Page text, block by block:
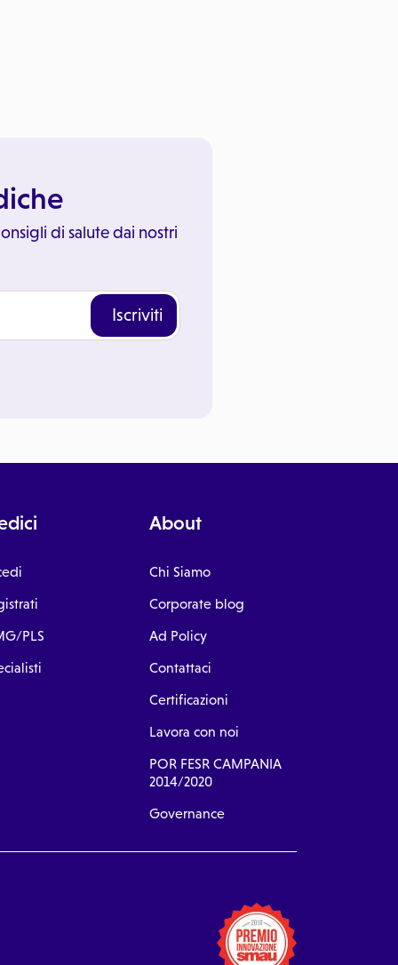
di salute dai nostri
Iscriviti
PLS
About
Chi Siamo
Corporate blog
Ad Policy
Contattaci
Certificazioni
Lavora con noi
POR FESR CAMPANIA
2014/2020
Governance